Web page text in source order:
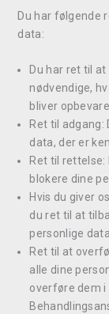
Du har følgende
data:
Du har ret til
nødvendige,
bliver
Ret til
data, der er
Ret til
blokere dine
Hvis du giver
du ret til at
personlige data.
Ret til at
alle dine
overføre dem i